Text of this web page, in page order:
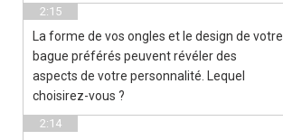
2:15
La forme de vos ongles et le design de votre
bague préférés peuvent révéler des
aspects de votre personnalité. Lequel
choisirez-vous ?
2:14